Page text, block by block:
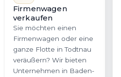
Firmenwagen
verkaufen
Sie möchten einen
Firmenwagen oder eine
ganze Flotte in Todtnau
veräußern? Wir bieten
Unternehmen in Baden-